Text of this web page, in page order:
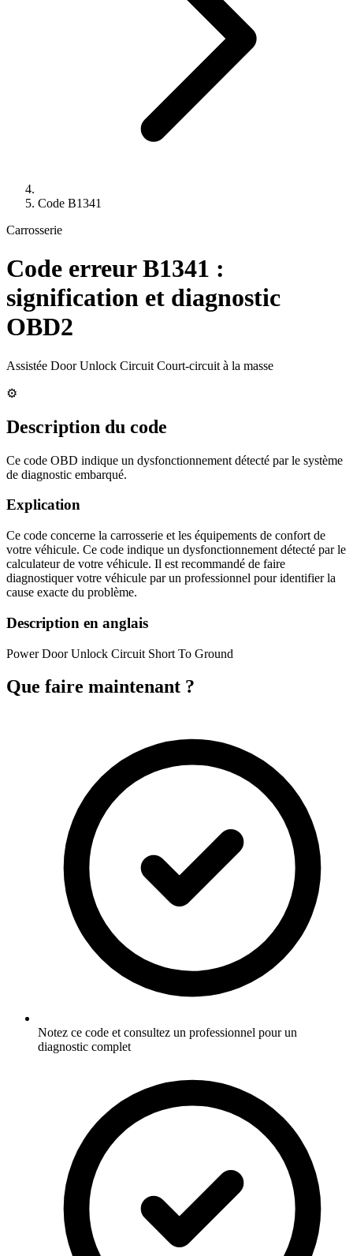
Code B1341
Carrosserie
Code erreurB1341 :
signification et diagnostic
OBD2
Assistée Door Unlock Circuit Court-circuit à la masse
⚙️
Description du code
Ce code OBD indique un dysfonctionnement détecté par le système
de diagnostic embarqué.
Explication
Ce code concerne la carrosserie et les équipements de confort de
votre véhicule. Ce code indique un dysfonctionnement détecté par le
calculateur de votre véhicule. Il est recommandé de faire
diagnostiquer votre véhicule par un professionnel pour identifier la
cause exacte du problème.
Description en anglais
Power Door Unlock Circuit Short To Ground
Que faire maintenant ?
Notez ce code et consultez un professionnel pour un
diagnostic complet